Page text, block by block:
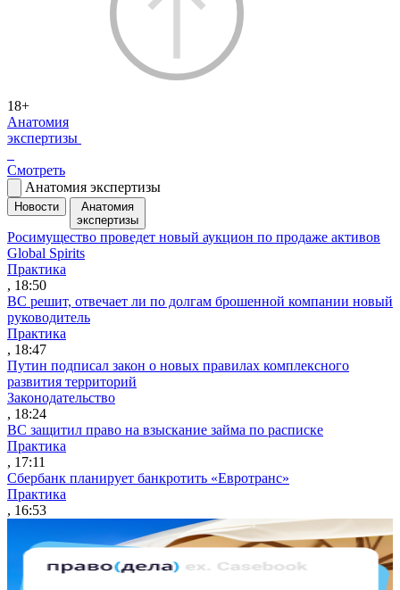
18+
Анатомия
экспертизы
Смотреть
Анатомия экспертизы
Новости
Анатомия
экспертизы
Росимущество проведет новый аукцион по продаже активов
Global Spirits
Практика
, 18:50
ВС решит, отвечает ли по долгам брошенной компании новый
руководитель
Практика
, 18:47
Путин подписал закон о новых правилах комплексного
развития территорий
Законодательство
, 18:24
ВС защитил право на взыскание займа по расписке
Практика
, 17:11
Сбербанк планирует банкротить «Евротранс»
Практика
, 16:53